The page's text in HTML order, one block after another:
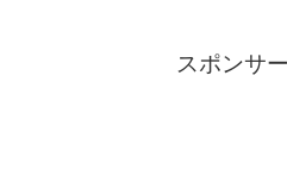
スポンサ